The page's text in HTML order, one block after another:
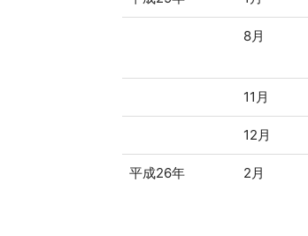
8月
11月
12月
平成26年 2月